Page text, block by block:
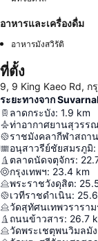
อาหารและเครื่องดื่ม
อาหารมังสวิรัติ
ที่ตั้ง
9, 9 King Kaeo Rd, ก
ระยะทางจาก
ลาดกระบัง: 1.9 km
ท่าอากาศยานสุวรร
ราชมังคลากีฬาสถาน
อนุสาวรีย์ชัยสมรภูมิ:
ตลาดนัดจตุจักร:
กรุงเทพฯ: 23.4 km
พระราชวังดุสิต:
เวทีราชดำเนิน: 25.6
วัดสุทัศนเทพวรารา
ถนนข้าวสาร: 26.7
วัดพระเชตุพนวิมลมั